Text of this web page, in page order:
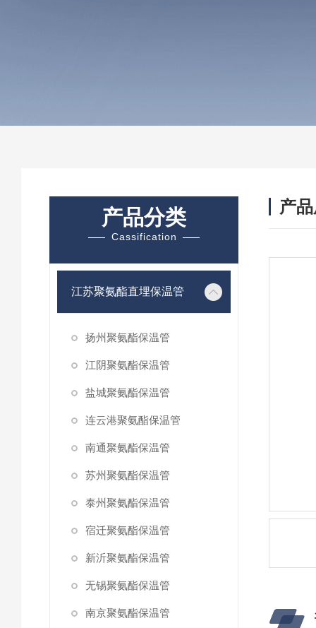
产品分类
Cassification
江苏聚氨酯直埋保温管
扬州聚氨酯保温管
江阴聚氨酯保温管
盐城聚氨酯保温管
连云港聚氨酯保温管
南通聚氨酯保温管
苏州聚氨酯保温管
泰州聚氨酯保温管
宿迁聚氨酯保温管
新沂聚氨酯保温管
无锡聚氨酯保温管
南京聚氨酯保温管
产